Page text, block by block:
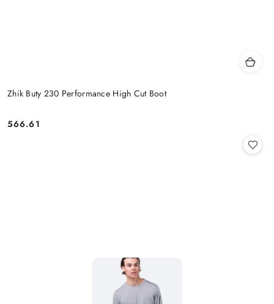
Zhik Buty 230 Performance High Cut Boot
Cena:
566.61